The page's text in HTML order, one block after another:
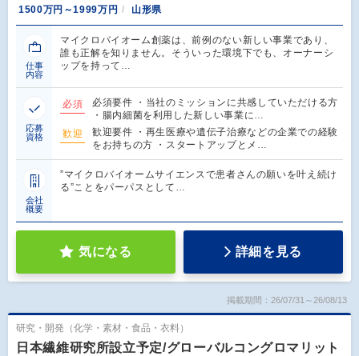
1500万円～1999万円 山形県
仕事
内容
マイクロバイオーム創薬は、前例のない新しい事業であり、
誰も正解を知りません。そういった環境下でも、オーナーシ
ップを持って…
応募
資格
必須
必須要件 ・当社のミッションに共感していただける方
・腸内細菌を利用した新しい事業に…
歓迎
歓迎要件 ・再生医療や遺伝子治療などの企業での経験
をお持ちの方 ・スタートアップとメ…
会社
概要
”マイクロバイオームサイエンスで患者さんの願いを叶え続け
る”ことをパーパスとして…
気になる 詳細を見る
掲載期間：26/07/31～26/08/13
研究・開発（化学・素材・食品・衣料）
日本繊維研究所設立予定/グローバルコングロマリット